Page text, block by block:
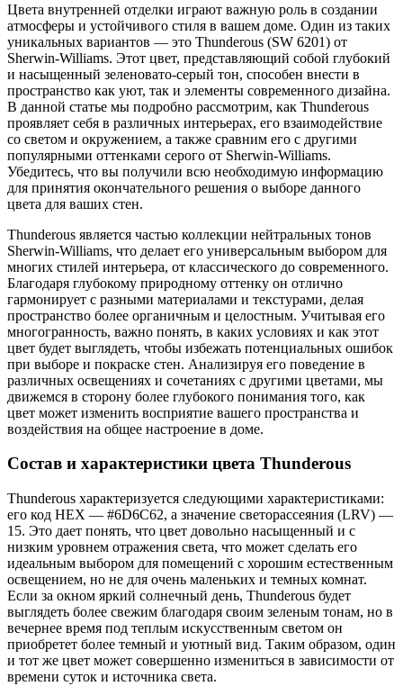
Цвета внутренней отделки играют важную роль в создании
атмосферы и устойчивого стиля в вашем доме. Один из таких
уникальных вариантов — это Thunderous (SW 6201) от
Sherwin-Williams. Этот цвет, представляющий собой глубокий
и насыщенный зеленовато-серый тон, способен внести в
пространство как уют, так и элементы современного дизайна.
В данной статье мы подробно рассмотрим, как Thunderous
проявляет себя в различных интерьерах, его взаимодействие
со светом и окружением, а также сравним его с другими
популярными оттенками серого от Sherwin-Williams.
Убедитесь, что вы получили всю необходимую информацию
для принятия окончательного решения о выборе данного
цвета для ваших стен.
Thunderous является частью коллекции нейтральных тонов
Sherwin-Williams, что делает его универсальным выбором для
многих стилей интерьера, от классического до современного.
Благодаря глубокому природному оттенку он отлично
гармонирует с разными материалами и текстурами, делая
пространство более органичным и целостным. Учитывая его
многогранность, важно понять, в каких условиях и как этот
цвет будет выглядеть, чтобы избежать потенциальных ошибок
при выборе и покраске стен. Анализируя его поведение в
различных освещениях и сочетаниях с другими цветами, мы
движемся в сторону более глубокого понимания того, как
цвет может изменить восприятие вашего пространства и
воздействия на общее настроение в доме.
Состав и характеристики цвета Thunderous
Thunderous характеризуется следующими характеристиками:
его код HEX — #6D6C62, а значение светорассеяния (LRV) —
15. Это дает понять, что цвет довольно насыщенный и с
низким уровнем отражения света, что может сделать его
идеальным выбором для помещений с хорошим естественным
освещением, но не для очень маленьких и темных комнат.
Если за окном яркий солнечный день, Thunderous будет
выглядеть более свежим благодаря своим зеленым тонам, но в
вечернее время под теплым искусственным светом он
приобретет более темный и уютный вид. Таким образом, один
и тот же цвет может совершенно измениться в зависимости от
времени суток и источника света.